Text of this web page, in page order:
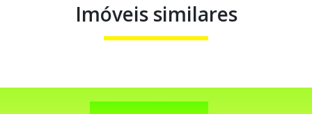
Imóveis similares